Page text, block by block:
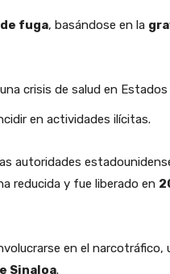
fuga, basándose en la
crisis de salud en Estados
en actividades ilícitas.
autoridades
reducida y fue liberado en
en el narcotráfico,
Sinaloa.